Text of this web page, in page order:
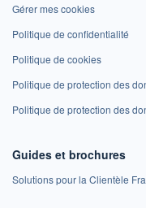
Gérer mes cookies
Politique de confidentialité
Politique de cookies
Politique de protection des
Politique de protection des
Guides et brochures
Solutions pour la Clientèle